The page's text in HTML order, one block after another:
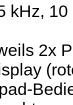
kHz,
2x